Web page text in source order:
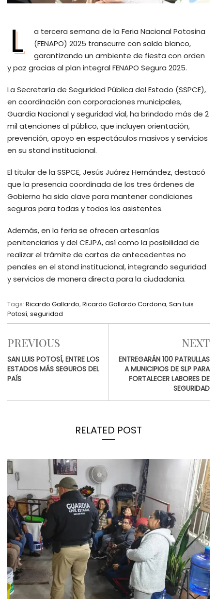
L
a tercera semana de la Feria Nacional Potosina
(FENAPO) 2025 transcurre con saldo blanco,
garantizando un ambiente de fiesta con orden
y paz gracias al plan integral FENAPO Segura 2025.
La Secretaría de Seguridad Pública del Estado (SSPCE),
en coordinación con corporaciones municipales,
Guardia Nacional y seguridad vial, ha brindado más de 2
mil atenciones al público, que incluyen orientación,
prevención, apoyo en espectáculos masivos y servicios
en su stand institucional.
El titular de la SSPCE, Jesús Juárez Hernández, destacó
que la presencia coordinada de los tres órdenes de
Gobierno ha sido clave para mantener condiciones
seguras para todas y todos los asistentes.
Además, en la feria se ofrecen artesanías
penitenciarias y del CEJPA, así como la posibilidad de
realizar el trámite de cartas de antecedentes no
penales en el stand institucional, integrando seguridad
y servicios de manera directa para la ciudadanía.
Tags: Ricardo Gallardo, Ricardo Gallardo Cardona, San Luis
Potosí, seguridad
PREVIOUS
SAN LUIS POTOSÍ, ENTRE LOS
ESTADOS MÁS SEGUROS DEL
PAÍS
NEXT
ENTREGARÁN 100 PATRULLAS
A MUNICIPIOS DE SLP PARA
FORTALECER LABORES DE
SEGURIDAD
RELATED POST